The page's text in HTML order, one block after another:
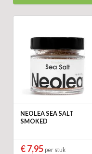
NEOLEA SEA SALT
SMOKED
€ 7,95 per stuk